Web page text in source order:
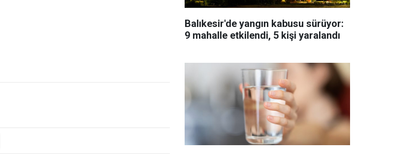
Balıkesir'de yangın kabusu sürüyor:
9 mahalle etkilendi, 5 kişi yaralandı